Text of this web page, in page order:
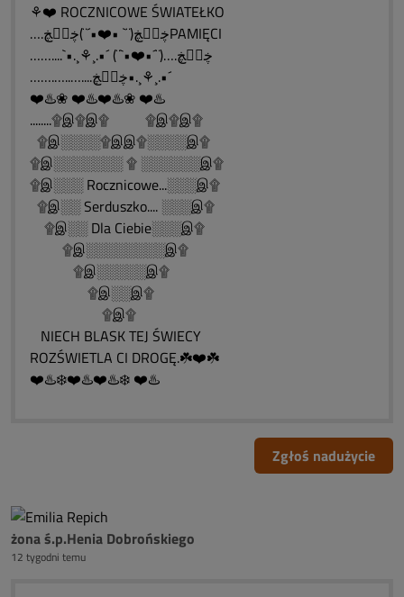
⚘❤️ ROCZNICOWE ŚWIATEŁKO
….ڿڰۣڿ(¨` •❤️•´¨)ڿڰۣڿPAMIĘCI
……....`•.¸⚘¸.•´ (¨`•❤️•´¨)….ڿڰۣڿ
…….…..…....ڿڰۣڿ•.¸⚘¸.•´
❤️♨️❀ ❤️♨️❤️♨️❀ ❤️♨️
........۩இ۩இ۩ ۩இ۩இ۩
۩இ░░░░۩இஇ۩░░░░இ۩
۩இ░░░░░░░ ۩ ░░░░░░இ۩
۩இ░░░ Rocznicowe...░░░இ۩
۩இ░░ Serduszko.... ░░░இ۩
۩இ░░ Dla Ciebie░░░இ۩
۩இ░░░░░░░░இ۩
۩இ░░░░░இ۩
۩இ░░இ۩
۩இ۩
NIECH BLASK TEJ ŚWIECY
ROZŚWIETLA CI DROGĘ.☘️❤️☘️
❤️♨️❄️❤️♨️❤️♨️❄️ ❤️♨️
Zgłoś nadużycie
żona ś.p.Henia Dobrońskiego
12 tygodni temu